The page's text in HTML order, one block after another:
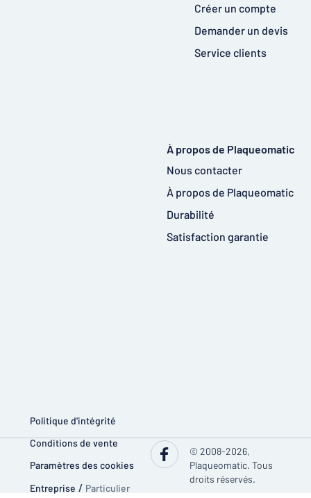
Créer un compte
Demander un devis
Service clients
À propos de Plaqueomatic
Nous contacter
À propos de Plaqueomatic
Durabilité
Satisfaction garantie
Politique d'intégrité
Conditions de vente
Paramètres des cookies
Entreprise / Particulier
© 2008-2026,
Plaqueomatic. Tous
droits réservés.